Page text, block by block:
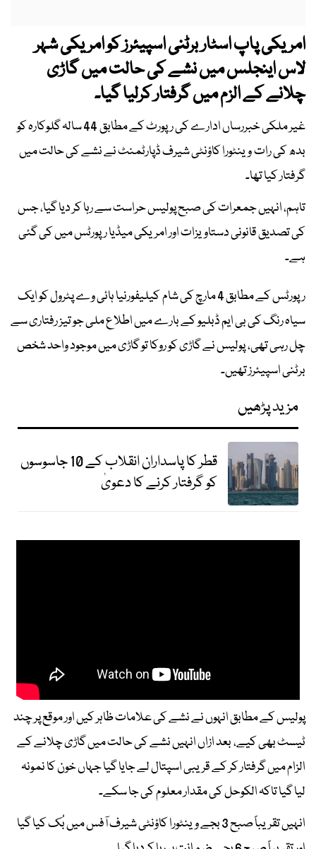
امریکی پاپ اسٹار برٹنی اسپیئرز کو امریکی شہر
لاس اینجلس میں نشے کی حالت میں گاڑی
چلانے کے الزم میں گرفتار کرلیا گیا۔
​​​​​​​غیر ملکی خبررساں ادارے کی رپورٹ کے مطابق 44 سالہ گلوکارہ کو
بدھ کی رات وینٹورا کاؤنٹی شیرف ڈپارٹمنٹ نے نشے کی حالت میں
گرفتار کیا تھا۔
تاہم، انہیں جمعرات کی صبح پولیس حراست سے رہا کر دیا گیا، جس
کی تصدیق قانونی دستاویزات اور امریکی میڈیا رپورٹس میں کی گئی
ہے۔
رپورٹس کے مطابق 4 مارچ کی شام کیلیفورنیا ہائی وے پٹرول کو ایک
سیاہ رنگ کی بی ایم ڈبلیو کے بارے میں اطلاع ملی جو تیز رفتاری سے
چل رہی تھی، پولیس نے گاڑی کو روکا تو گاڑی میں موجود واحد شخص
برٹنی اسپیئرز تھیں۔
مزید پڑھیں
قطر کا پاسداران انقلاب کے 10 جاسوسوں
کو گرفتار کرنے کا دعویٰ
پولیس کے مطابق انہوں نے نشے کی علامات ظاہر کیں اور موقع پر چند
ٹیسٹ بھی کیے، بعد ازاں انہیں نشے کی حالت میں گاڑی چلانے کے
الزام میں گرفتار کر کے قریبی اسپتال لے جایا گیا جہاں خون کا نمونہ
لیا گیا تاکہ الکوحل کی مقدار معلوم کی جا سکے۔
انہیں تقریباً صبح 3 بجے وینٹورا کاؤنٹی شیرف آفس میں بُک کیا گیا